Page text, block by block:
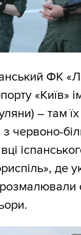
ФК
«Київ»
– там їх
червоно-
де